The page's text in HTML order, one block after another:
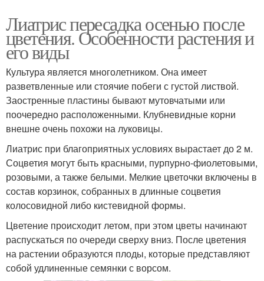
Лиатрис пересадка осенью после
цветения. Особенности растения и
его виды
Культура является многолетником. Она имеет
разветвленные или стоячие побеги с густой листвой.
Заостренные пластины бывают мутовчатыми или
поочередно расположенными. Клубневидные корни
внешне очень похожи на луковицы.
Лиатрис при благоприятных условиях вырастает до 2 м.
Соцветия могут быть красными, пурпурно-фиолетовыми,
розовыми, а также белыми. Мелкие цветочки включены в
состав корзинок, собранных в длинные соцветия
колосовидной либо кистевидной формы.
Цветение происходит летом, при этом цветы начинают
распускаться по очереди сверху вниз. После цветения
на растении образуются плоды, которые представляют
собой удлиненные семянки с ворсом.